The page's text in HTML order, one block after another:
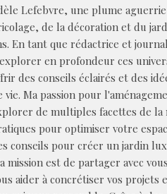
Lefebvre, une plume
de la décoration et du
En tant que rédactrice et
en profondeur ces
des conseils éclairés et des
vie. Ma passion pour
de multiples facettes de la
pour optimiser votre
conseils pour créer un jardin
mission est de partager avec
aider à concrétiser vos